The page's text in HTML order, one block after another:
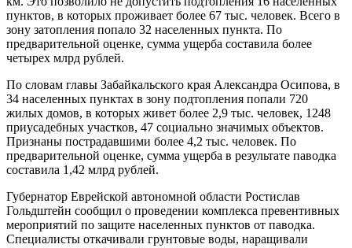
пунктов, в которых проживает более 67 тыс. человек. Всего в
зону затопления попало 32 населенных пункта. По
предварительной оценке, сумма ущерба составила более
четырех млрд рублей.
По словам главы Забайкальского края Александра Осипова, в
34 населенных пунктах в зону подтопления попали 720
жилых домов, в которых живет более 2,9 тыс. человек, 1248
приусадебных участков, 47 социально значимых объектов.
Признаны пострадавшими более 4,2 тыс. человек. По
предварительной оценке, сумма ущерба в результате паводка
составила 1,42 млрд рублей.
Губернатор Еврейской автономной области Ростислав
Гольдштейн сообщил о проведении комплекса превентивных
мероприятий по защите населенных пунктов от паводка.
Специалисты откачивали грунтовые воды, наращивали